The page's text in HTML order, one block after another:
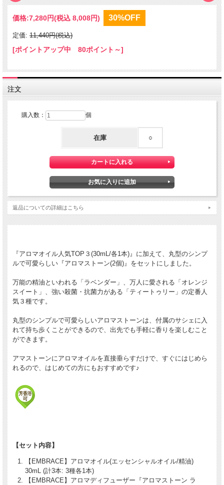
価格:7,280円(税込 8,008円) 30%OFF
定価: 11,440円(税込)
[ポイントアップ中 80ポイント～]
注文
購入数： 個
在庫 ○
返品についての詳細はこちら
『アロマオイル人気TOP３(30mL/各1本)』に加えて、丸型のシンプ
ルで可愛らしい『アロマストーン(2個)』をセットにしました。
万能の精油といわれる「ラベンダー」、万人に愛される「オレンジ
スイート」、強い殺菌・抗菌力がある「ティートゥリー」の定番人
気３種です。
丸型のシンプルで可愛らしいアロマストーンは、付属のサシェに入
れて持ち歩くことができるので、出先でも手軽に香りを楽しむこと
ができます。
アマストーンにアロマオイルを直接垂らすだけで、すぐにはじめら
れるので、はじめての方にもおすすめです♪
【セット内容】
【EMBRACE】アロマオイル(エッセンシャルオイル/精油)
30mL (計3本: 3種各1本)
【EMBRACE】アロマディフューザー『アロマストーン ラ